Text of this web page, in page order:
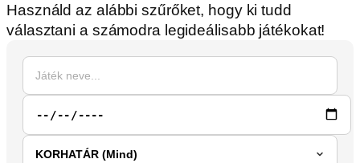
Használd az alábbi szűrőket, hogy ki tudd
választani a számodra legideálisabb játékokat!